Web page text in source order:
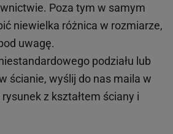
Poza tym w samym
niewielka różnica w rozmiarze,
uwagę.
podziału lub
ścianie, wyślij do nas maila w
z kształtem ściany i